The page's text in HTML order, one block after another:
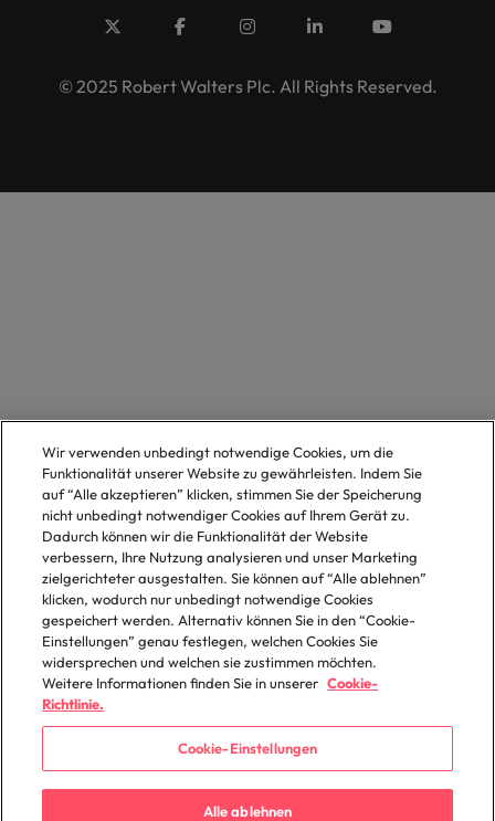
© 2025 Robert Walters Plc. All Rights Reserved.
Wir verwenden unbedingt notwendige Cookies, um die
Funktionalität unserer Website zu gewährleisten. Indem Sie
auf “Alle akzeptieren” klicken, stimmen Sie der Speicherung
nicht unbedingt notwendiger Cookies auf Ihrem Gerät zu.
Dadurch können wir die Funktionalität der Website
verbessern, Ihre Nutzung analysieren und unser Marketing
zielgerichteter ausgestalten. Sie können auf “Alle ablehnen”
klicken, wodurch nur unbedingt notwendige Cookies
gespeichert werden. Alternativ können Sie in den “Cookie-
Einstellungen” genau festlegen, welchen Cookies Sie
widersprechen und welchen sie zustimmen möchten.
Weitere Informationen finden Sie in unserer Cookie-
Richtlinie.
Cookie-Einstellungen
Alle ablehnen